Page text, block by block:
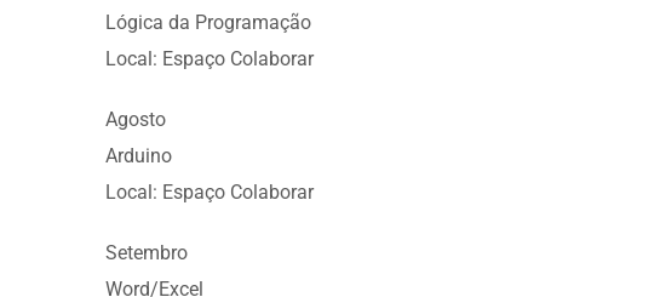
Lógica da Programação
Local: Espaço Colaborar
Agosto
Arduino
Local: Espaço Colaborar
Setembro
Word/Excel